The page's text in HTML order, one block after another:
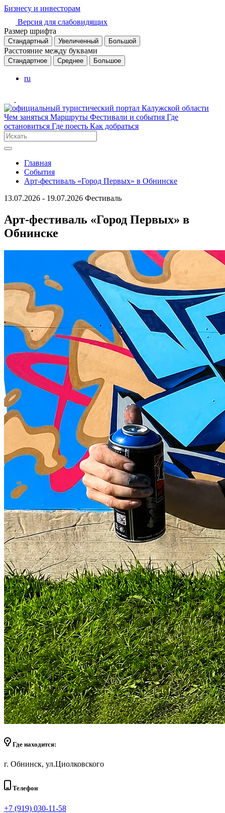
Бизнесу и инвесторам
Версия для слабовидящих
Размер шрифта
Стандартный Увеличенный Большой
Расстояние между буквами
Стандартное Среднее Большое
ru
Чем заняться Маршруты Фестивали и события Где
остановиться Где поесть Как добраться
Главная
События
Арт-фестиваль «Город Первых» в Обнинске
13.07.2026 - 19.07.2026 Фестиваль
Арт-фестиваль «Город Первых» в
Обнинске
Где находится:
г. Обнинск, ул.Циолковского
Телефон
+7 (919) 030-11-58